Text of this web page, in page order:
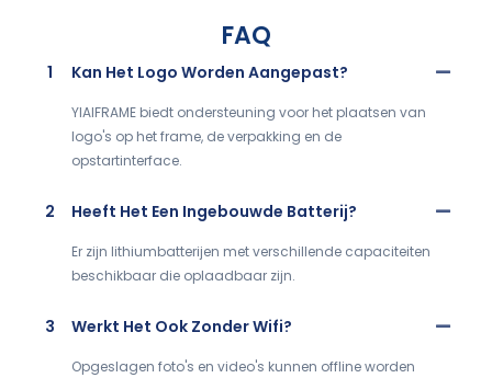
FAQ
1 Kan Het Logo Worden Aangepast?
YIAIFRAME biedt ondersteuning voor het plaatsen van
logo's op het frame, de verpakking en de
opstartinterface.
2 Heeft Het Een Ingebouwde Batterij?
Er zijn lithiumbatterijen met verschillende capaciteiten
beschikbaar die oplaadbaar zijn.
3 Werkt Het Ook Zonder Wifi?
Opgeslagen foto's en video's kunnen offline worden